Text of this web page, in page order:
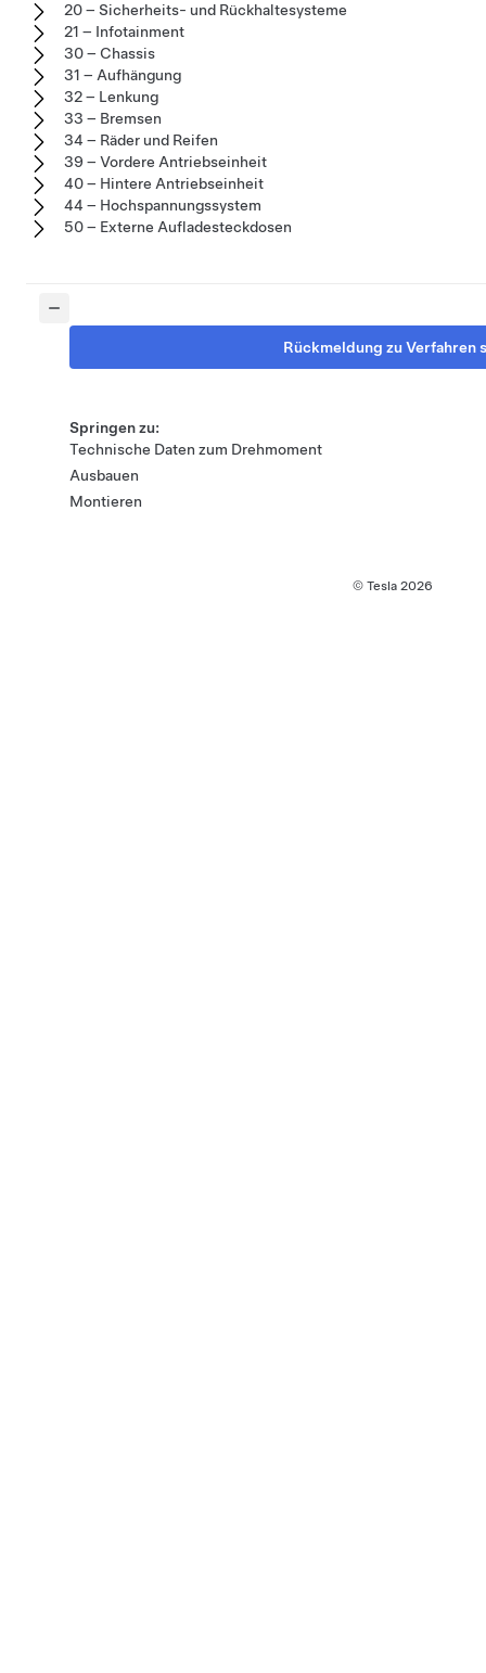
20 – Sicherheits- und Rückhaltesysteme
21 – Infotainment
30 – Chassis
31 – Aufhängung
32 – Lenkung
33 – Bremsen
34 – Räder und Reifen
39 – Vordere Antriebseinheit
40 – Hintere Antriebseinheit
44 – Hochspannungssystem
50 – Externe Aufladesteckdosen
Rückmeldung zu Verfahren
Springen zu:
Technische Daten zum Drehmoment
Ausbauen
Montieren
© Tesla 2026